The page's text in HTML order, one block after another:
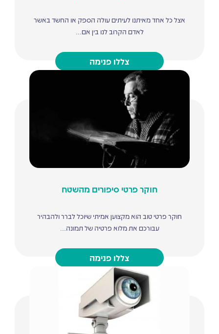
אצל כל אחד מאיתנו לעיתים עולה הספק או החשד באשר
לאדם הקרוב לנו בין אם...
צללו פנימה
חוקר פרטי סיפורים מהשטח
חוקר פרטי טוב הוא מקצוען אמיתי שיוכל לברר ולהבהיר
עבורכם את מלוא פרטיה של תמונה...
צללו פנימה